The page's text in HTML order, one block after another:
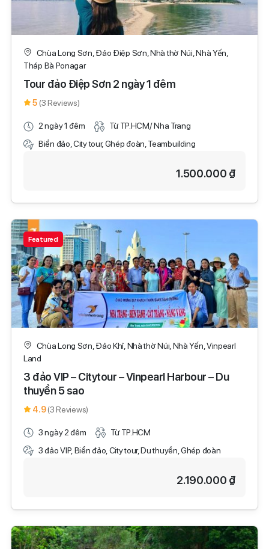
Chùa Long Sơn, Đảo Điệp Sơn, Nhà thờ Núi, Nhà Yến,
Tháp Bà Ponagar
Tour đảo Điệp Sơn 2 ngày 1 đêm
5 (3 Reviews)
2 ngày 1 đêm
Từ TP.HCM/ Nha Trang
Biển đảo, City tour, Ghép đoàn, Teambuilding
1.500.000 ₫
Featured
Chùa Long Sơn, Đảo Khỉ, Nhà thờ Núi, Nhà Yến, Vinpearl
Land
3 đảo VIP – Citytour – Vinpearl Harbour – Du
thuyền 5 sao
4.9(3 Reviews)
3 ngày 2 đêm
Từ TP.HCM
3 đảo VIP, Biển đảo, City tour, Du thuyền, Ghép đoàn
2.190.000 ₫